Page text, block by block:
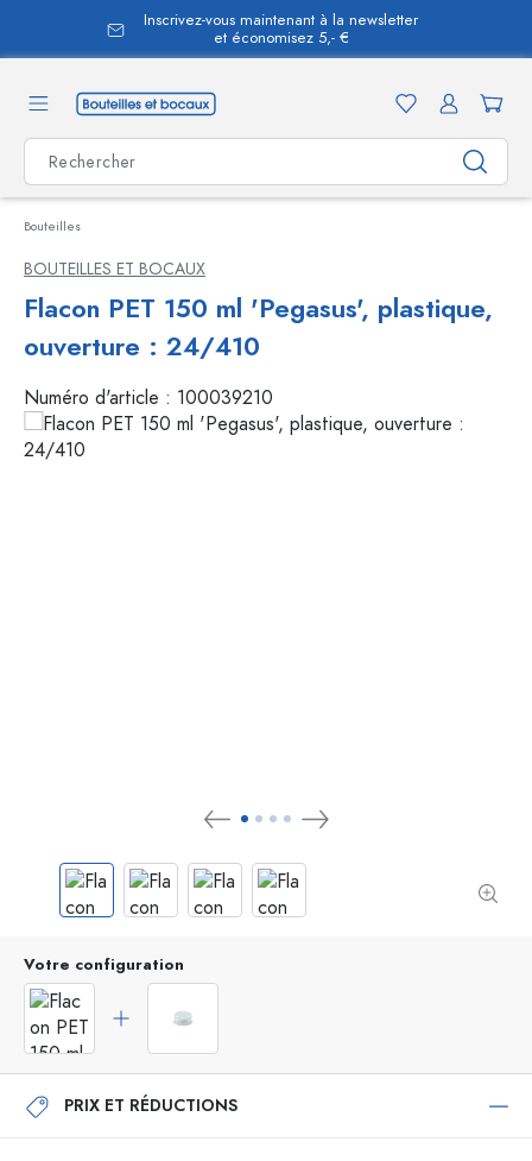
principal
Inscrivez-vous maintenant à la newsletter
et économisez 5,- €
Bouteilles
BOUTEILLES ET BOCAUX
Flacon PET 150 ml 'Pegasus', plastique,
ouverture : 24/410
Numéro d'article : 100039210
Votre configuration
PRIX ET RÉDUCTIONS